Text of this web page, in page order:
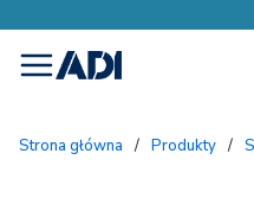
menu
Strona główna / Produkty /